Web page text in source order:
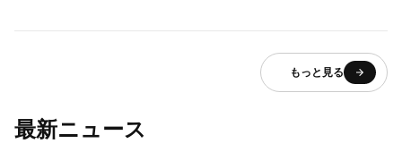
もっと見る
最新ニュース